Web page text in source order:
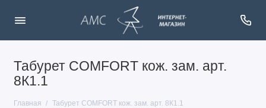
Табурет COMFORT кож. зам. арт.
8К1.1
Главная Табурет COMFORT кож. зам. арт. 8К1.1